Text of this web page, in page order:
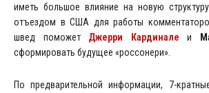
иметь большое влияние на новую
отъездом в США для работы
швед поможет Джерри Кардинале и
сформировать будущее «россонери».
По предварительной информации, 7-